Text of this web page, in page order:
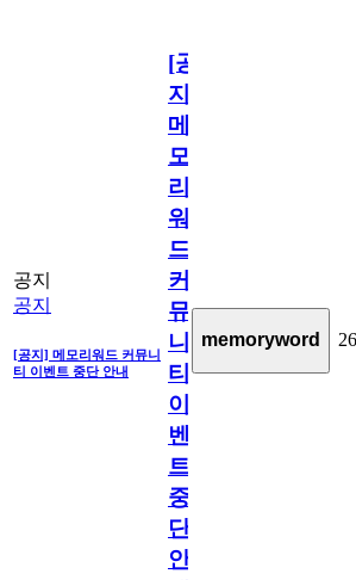
공지
공지
[공지] 메모리워드 커뮤니
티 이벤트 중단 안내
[공
지]
메
모
리
워
드
커
뮤
니
티
이
벤
트
중
단
안
memoryword